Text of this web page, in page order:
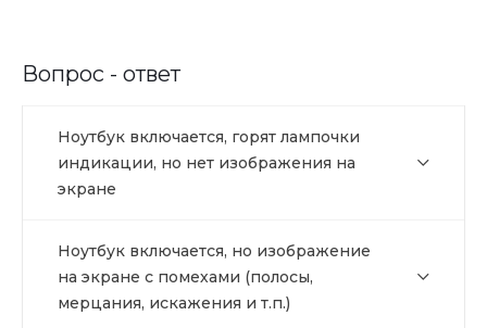
Вопрос - ответ
Ноутбук включается, горят лампочки
индикации, но нет изображения на
экране
Ноутбук включается, но изображение
на экране с помехами (полосы,
мерцания, искажения и т.п.)